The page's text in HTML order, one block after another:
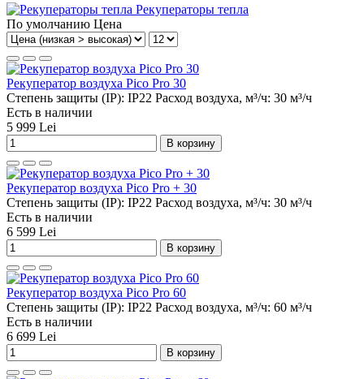
Рекуператоры тепла
По умолчанию Цена
Рекуператор воздуха Pico Pro 30
Степень защиты (IP): IP22 Расход воздуха, м³/ч: 30 м³/ч
Есть в наличии
5 999 Lei
В корзину
Рекуператор воздуха Pico Pro + 30
Степень защиты (IP): IP22 Расход воздуха, м³/ч: 30 м³/ч
Есть в наличии
6 599 Lei
В корзину
Рекуператор воздуха Pico Pro 60
Степень защиты (IP): IP22 Расход воздуха, м³/ч: 60 м³/ч
Есть в наличии
6 699 Lei
В корзину